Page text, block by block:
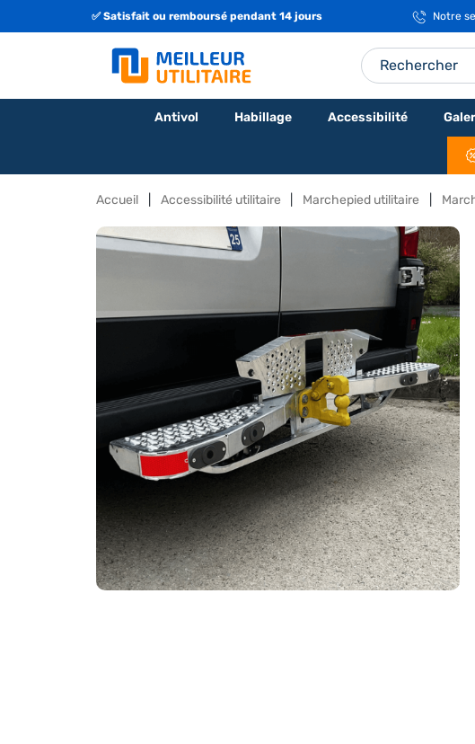
✅ Satisfait ou remboursé pendant 14 jours
🇫🇷 Fabrication Française ou Européenne Notre
Antivol Habillage Accessibilité
Accueil Accessibilité utilitaire Marchepied utilitaire